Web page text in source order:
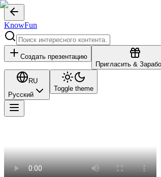
KnowFun
Создать презентацию
Пригласить &
RU
Русский
Toggle theme